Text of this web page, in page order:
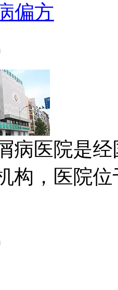
偏方
病医院是
构，医院